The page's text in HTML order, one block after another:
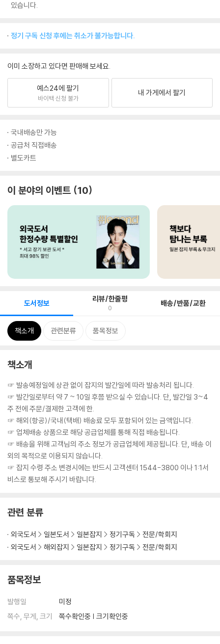
있습니다.
정기 구독 신청 후에는 취소가 불가능합니다.
이미 소장하고 있다면 판매해 보세요.
예스24에 팔기
바이백 신청 불가
내 가게에서 팔기
국내배송만 가능
공급처 직접배송
별도카트
이 분야의 이벤트 10
도서정보 리뷰/한줄평
0 배송/반품/교환
책소개 관련분류 품목정보
책소개
☞ 발송예정일에 상관 없이 잡지의 발간일에 따라 발송처리 됩니다.
☞ 발간일로부터 약 7 ~ 10일 후쯤 받으실 수 있습니다. 단, 발간일 3~4
주 전에 주문/결제한 고객에 한.
☞ 해외(항공)/국내(택배) 배송료 모두 포함되어 있는 금액입니다.
☞ 업체배송 상품으로 해당 공급업체를 통해 직접 배송됩니다.
☞ 배송을 위해 고객님의 주소 정보가 공급업체에 제공됩니다. 단, 배송 이
외의 목적으로 이용되지 않습니다.
☞ 잡지 수령 주소 변경시에는 반드시 고객센터 1544-3800 이나 1:1서
비스로 통보해 주시기 바랍니다.
관련 분류
외국도서 일본도서 일본잡지 정기구독
전문/학회지
외국도서
해외잡지 일본잡지 정기구독 전문/학회지
품목정보
발행일
미정
쪽수, 무게, 크기
쪽수확인중 | 크기확인중